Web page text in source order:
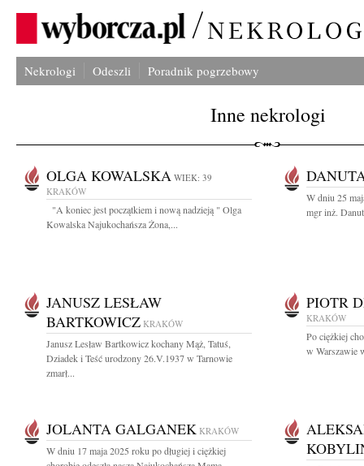
Nekrologi Odeszli Poradnik pogrzebowy
Inne nekrologi
OLGA KOWALSKA WIEK: 39
KRAKÓW
"A koniec jest początkiem i nową nadzieją " Olga
Kowalska Najukochańsza Żona,...
W dniu 25
mgr inż.
JANUSZ LESŁAW
BARTKOWICZ KRAKÓW
Janusz Lesław Bartkowicz kochany Mąż, Tatuś,
Dziadek i Teść urodzony 26.V.1937 w Tarnowie
zmarł...
PIOTR
KRAKÓW
Po ciężkiej
w Warszawie
JOLANTA GALGANEK KRAKÓW
W dniu 17 maja 2025 roku po długiej i ciężkiej